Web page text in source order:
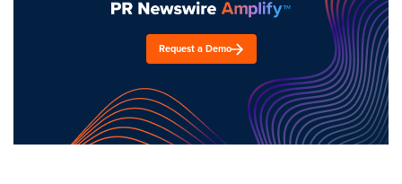
Request a Demo